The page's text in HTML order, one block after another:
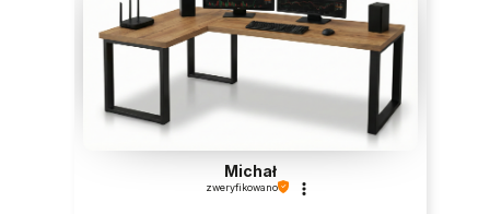
Michał
zweryfikowano